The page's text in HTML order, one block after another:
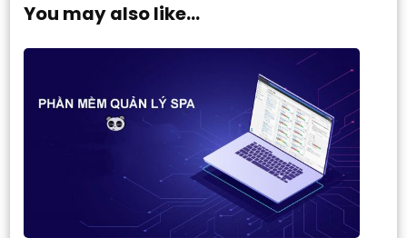
You may also like...